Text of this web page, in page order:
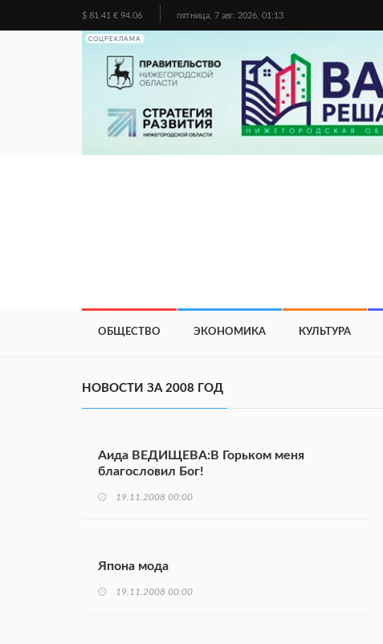
$ 81.41 € 94.06 пятница, 7 авг. 2026, 01:13
СОЦРЕКЛАМА
ОБЩЕСТВО ЭКОНОМИКА КУЛЬТУРА
НОВОСТИ ЗА 2008 ГОД
Аида ВЕДИЩЕВА:В Горьком меня
благословил Бог!
19.11.2008 00:00
Япона мода
19.11.2008 00:00